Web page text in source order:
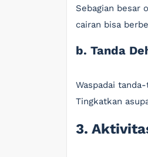
Sebagian besar
cairan bisa
b. Tanda
Waspadai
Tingkatkan
3.